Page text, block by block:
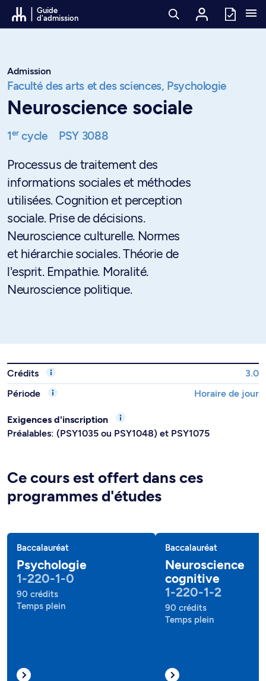
Passer au contenu
Guide
d'admission
Admission
Faculté des arts et des sciences, Psychologie
Neuroscience sociale
1ercycle PSY 3088
Processus de traitement des
informations sociales et méthodes
utilisées. Cognition et perception
sociale. Prise de décisions.
Neuroscience culturelle. Normes
et hiérarchie sociales. Théorie de
l'esprit. Empathie. Moralité.
Neuroscience politique.
Crédits
3.0
Période
Horaire de jour
Exigences d'inscription
Préalables: (PSY1035 ou PSY1048) et PSY1075
Ce cours est offert dans ces
programmes d'études
Baccalauréat
Psychologie
1-220-1-0
90 crédits
Temps plein
Baccalauréat
Neuroscience
cognitive
1-220-1-2
90 crédits
Temps plein